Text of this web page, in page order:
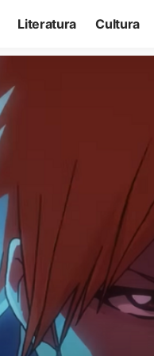
Literatura Cultura